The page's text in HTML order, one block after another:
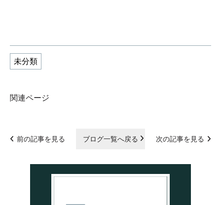
未分類
関連ページ
前の記事を見る ブログ一覧へ戻る 次の記事を見る